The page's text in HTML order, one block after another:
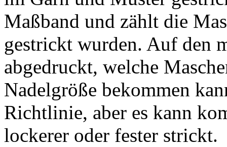
Maßband und zählt die
gestrickt wurden. Auf den
abgedruckt, welche
Nadelgröße bekommen
Richtlinie, aber es kann
lockerer oder fester strickt.